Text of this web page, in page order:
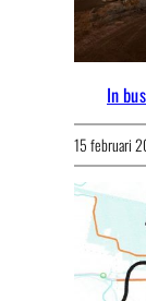
In
15 februari